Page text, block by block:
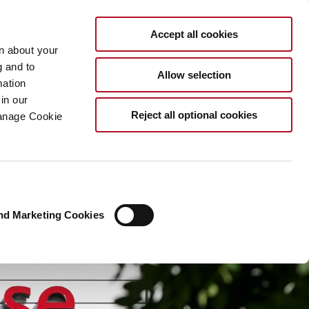
about your
and to
our
Cookie
Marketing Cookies
Accept all cookies
Allow selection
Reject all optional cookies
DE